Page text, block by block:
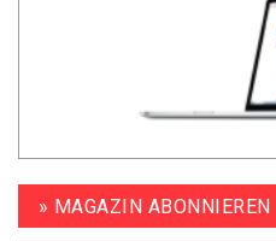
» MAGAZIN ABONNIEREN